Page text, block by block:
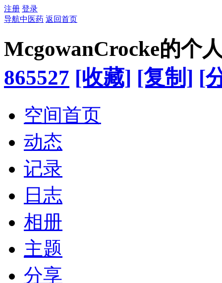
注册 登录
导航中医药 返回首页
McgowanCrocke的个
865527 [收藏] [复制] [
空间首页
动态
记录
日志
相册
主题
分享